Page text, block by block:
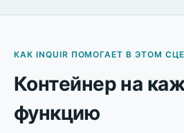
КАК INQUIR ПОМОГАЕТ В ЭТОМ
Контейнер на
функцию